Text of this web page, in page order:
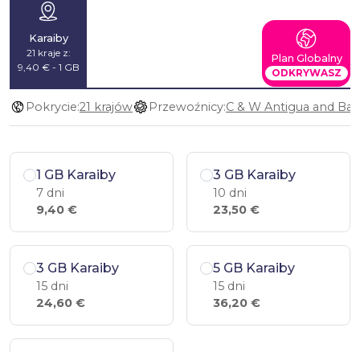
Karaiby
21 kraje z:
9,40 € - 1 GB
Plan Globalny
ODKRYWASZ
Pokrycie:21 krajów Przewoźnicy:
1 GB Karaiby
7 dni
9,40 €
3 GB Karaiby
10 dni
23,50 €
3 GB Karaiby
15 dni
24,60 €
5 GB Karaiby
15 dni
36,20 €